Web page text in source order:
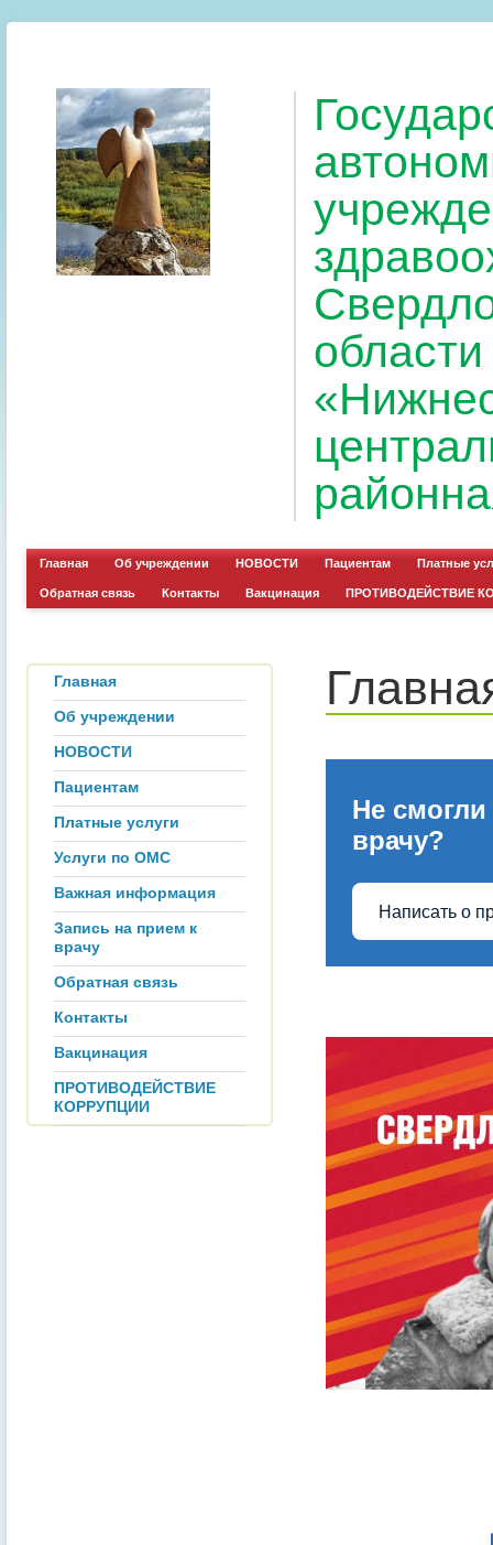
области
Главная Об учреждении НОВОСТИ Пациентам Платные
Обратная связь Контакты Вакцинация ПРОТИВОДЕЙСТВИЕ
Главная
Об учреждении
НОВОСТИ
Пациентам
Платные услуги
Услуги по ОМС
Важная информация
Запись на прием к
врачу
Обратная связь
Контакты
Вакцинация
ПРОТИВОДЕЙСТВИЕ
КОРРУПЦИИ
Не смогли
врачу?
Написать о